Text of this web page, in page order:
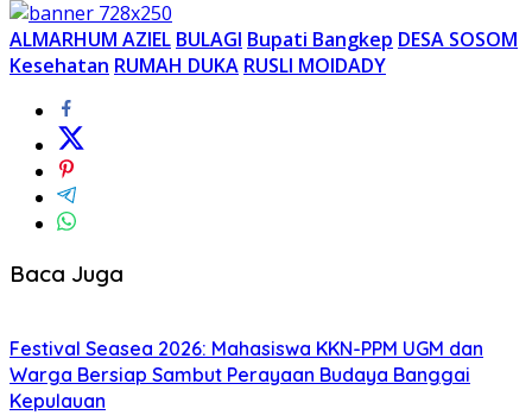
ALMARHUM AZIEL BULAGI Bupati Bangkep DESA SOSOM
Kesehatan RUMAH DUKA RUSLI MOIDADY
Baca Juga
Festival Seasea 2026: Mahasiswa KKN-PPM UGM dan
Warga Bersiap Sambut Perayaan Budaya Banggai
Kepulauan